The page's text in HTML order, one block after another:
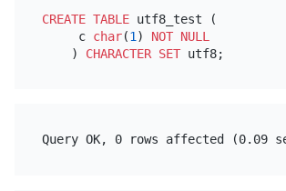
CREATE TABLE utf8_test (
     c
char(1 ) NOT NULL
    )
CHARACTER SET